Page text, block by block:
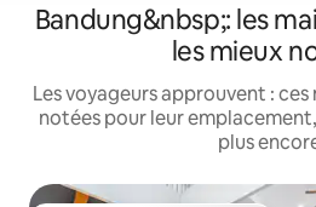
Bandung&nbsp;: les
les mieux
Les voyageurs approuvent :
notées pour leur
plus